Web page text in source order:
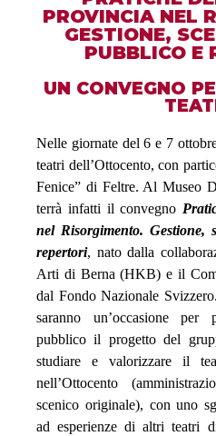
PROVINCIA NEL
GESTIONE,
PUBBLICO E
UN CONVEGNO
Nelle giornate del 6 e 7
teatri dell’Ottocento, con
Fenice” di Feltre. Al Museo
terrà infatti il convegno
nel Risorgimento. Gestione,
repertori, nato dalla
Arti di Berna (HKB) e il
dal Fondo Nazionale
saranno un’occasione
pubblico il progetto del
studiare e valorizzare il
nell’Ottocento
scenico originale), con uno
ad esperienze di altri teatri